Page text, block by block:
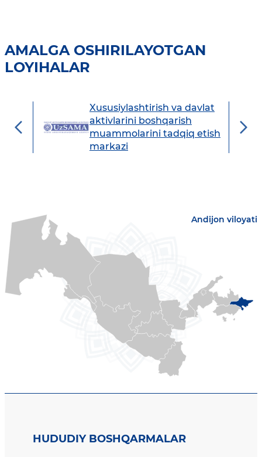
AMALGA OSHIRILAYOTGAN
LOYIHALAR
Xususiylashtirish va davlat
aktivlarini boshqarish
muammolarini tadqiq etish
markazi
Andijon viloyati
HUDUDIY BOSHQARMALAR